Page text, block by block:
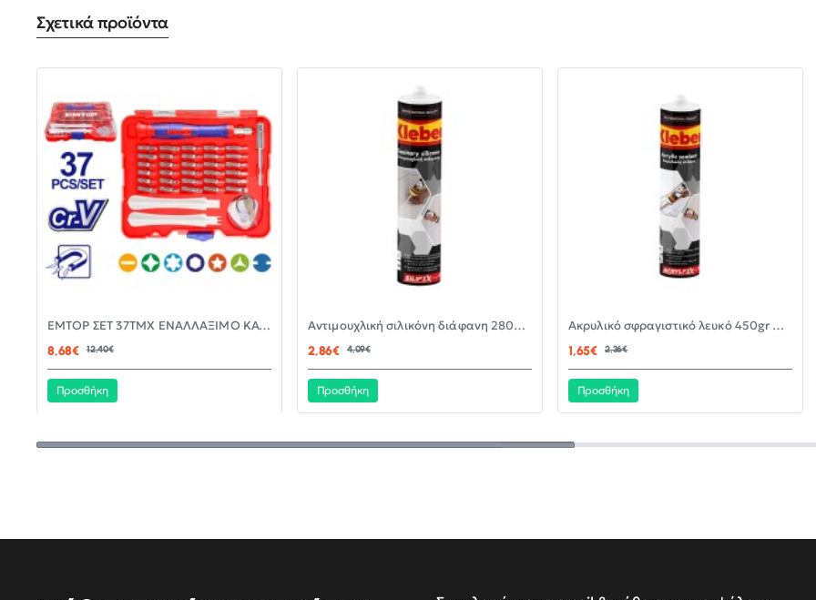
Σχετικά προϊόντα
-30%EMTOP ΣΕΤ 37ΤΜΧ ΕΝΑΛΛΑΞΙΜΟ ΚΑΤΣΑΒΙΔΙ ΜΕ ΜΥΤΕΣ EBST03702
8,68€
12,40€
Προσθήκη
-30%Αντιμουχλική σιλικόνη διάφανη 280ml KLEBER
2,86€
4,09€
Προσθήκη
-30%Ακρυλικό σφραγιστικό λευκό 450gr KLEBER
1,65€
2,36€
Προσθήκη